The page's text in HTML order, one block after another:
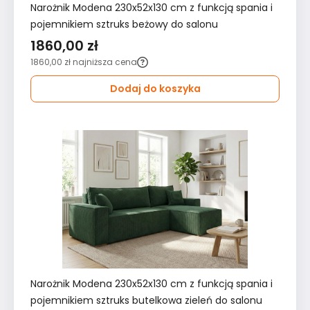
Narożnik Modena 230x52x130 cm z funkcją spania i
pojemnikiem sztruks beżowy do salonu
1860,00 zł
1860,00 zł najniższa cena
Dodaj do koszyka
Narożnik Modena 230x52x130 cm z funkcją spania i
pojemnikiem sztruks butelkowa zieleń do salonu